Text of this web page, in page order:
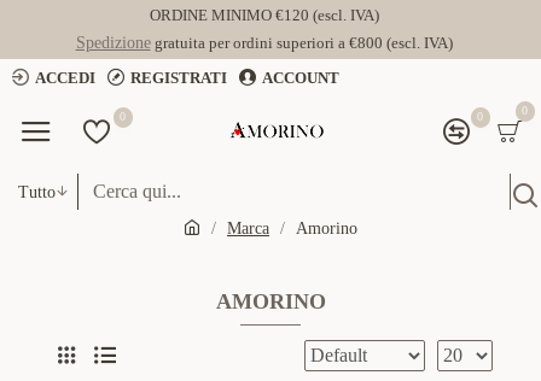
ORDINE MINIMO €120 (escl. IVA)
Spedizionegratuita per ordini superiori a €800 (escl. IVA)
ACCEDI
REGISTRATI ACCOUNT
0 0 0
Tutto
Marca Amorino
AMORINO